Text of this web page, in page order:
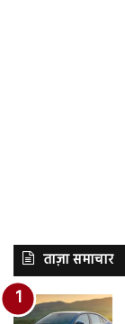
ताज़ा समाचार